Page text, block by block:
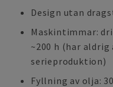
Design utan
Maskintimmar:
~200 h (har
serieproduktion)
Fyllning av olja: